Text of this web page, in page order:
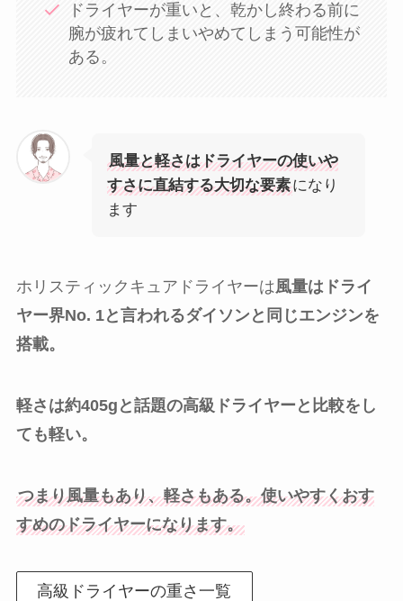
ドライヤーが重いと、乾かし終わる前に
腕が疲れてしまいやめてしまう可能性が
ある。
風量と軽さはドライヤーの使いや
すさに直結する大切な要素になり
ます
ホリスティックキュアドライヤーは風量はドライ
ヤー界No. 1と言われるダイソンと同じエンジンを
搭載。
軽さは約405gと話題の高級ドライヤーと比較をし
ても軽い。
つまり風量もあり、軽さもある。使いやすくおす
すめのドライヤーになります。
高級ドライヤーの重さ一覧